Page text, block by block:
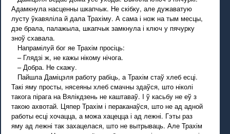
Адамкнула насценны шкапчык. Не скібку, але дужаватую
лусту ўкавяліла й дала Трахіму. А сама і нож на тым месцы,
дзе брала, палажыла, шкапчык замкнула і ключ у пячурку
зноў схавала.
Напрамілуй бог яе Трахім просіць:
– Глядзі ж, не кажы нікому нічога.
– Добра. Не скажу.
Пайшла Даміцэля работу рабіць, а Трахім стаў хлеб есці.
Такі яму просты, нясеяны хлеб смачны здаўся, што ніколі
такога пірага на Вялікдзень не каштаваў. I ў касьбу не еў з
такою ахвотай. Цяпер Трахім і пераканаўся, што не ад адной
работы есці хочацца, а можа хацецца і ад лежні. Гэты раз
яму ад лежні так захацелася, што не вытрываць. Але Трахім